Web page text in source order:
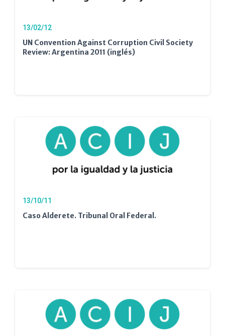
13/02/12
UN Convention Against Corruption Civil Society
Review: Argentina 2011 (inglés)
13/10/11
Caso Alderete. Tribunal Oral Federal.